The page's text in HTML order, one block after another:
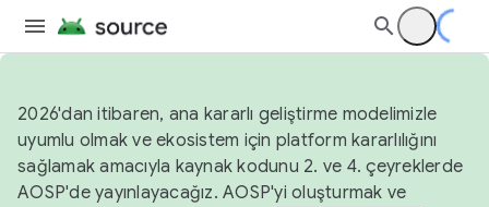
2026'dan itibaren, ana kararlı geliştirme modelimizle
uyumlu olmak ve ekosistem için platform kararlılığını
sağlamak amacıyla kaynak kodunu 2. ve 4. çeyreklerde
AOSP'de yayınlayacağız. AOSP'yi oluşturmak ve